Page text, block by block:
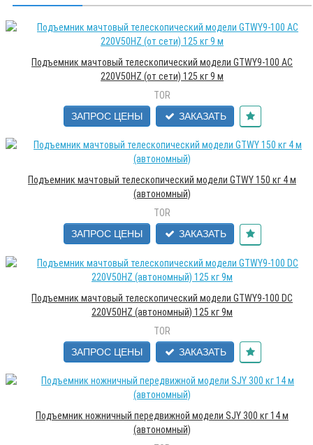
Подъемник мачтовый телескопический модели GTWY9-100 AC
220V50HZ (от сети) 125 кг 9 м
TOR
ЗАПРОС ЦЕНЫ
ЗАКАЗАТЬ
Подъемник мачтовый телескопический модели GTWY 150 кг 4 м
(автономный)
TOR
ЗАПРОС ЦЕНЫ
ЗАКАЗАТЬ
Подъемник мачтовый телескопический модели GTWY9-100 DC
220V50HZ (автономный) 125 кг 9м
TOR
ЗАПРОС ЦЕНЫ
ЗАКАЗАТЬ
Подъемник ножничный передвижной модели SJY 300 кг 14 м
(автономный)